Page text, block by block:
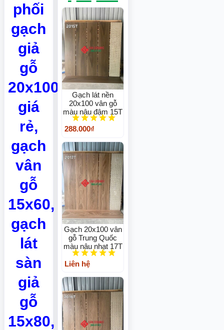
phối
gạch
giả
gỗ
20x100
giá
rẻ,
gạch
vân
gỗ
15x60,
gạch
lát
sàn
giả
gỗ
15x80,
Gạch lát nền
20x100 vân gỗ
màu nâu đậm 15T
288.000₫
Gạch 20x100 vân
gỗ Trung Quốc
màu nâu nhạt 17T
Liên hệ